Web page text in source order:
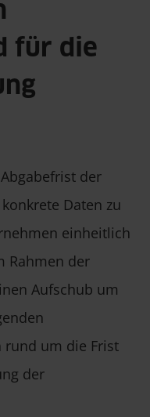
für die
der
Daten zu
einheitlich
Rahmen der
Aufschub um
rund um die Frist
der